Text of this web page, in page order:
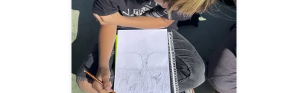
__AMPLIAR__